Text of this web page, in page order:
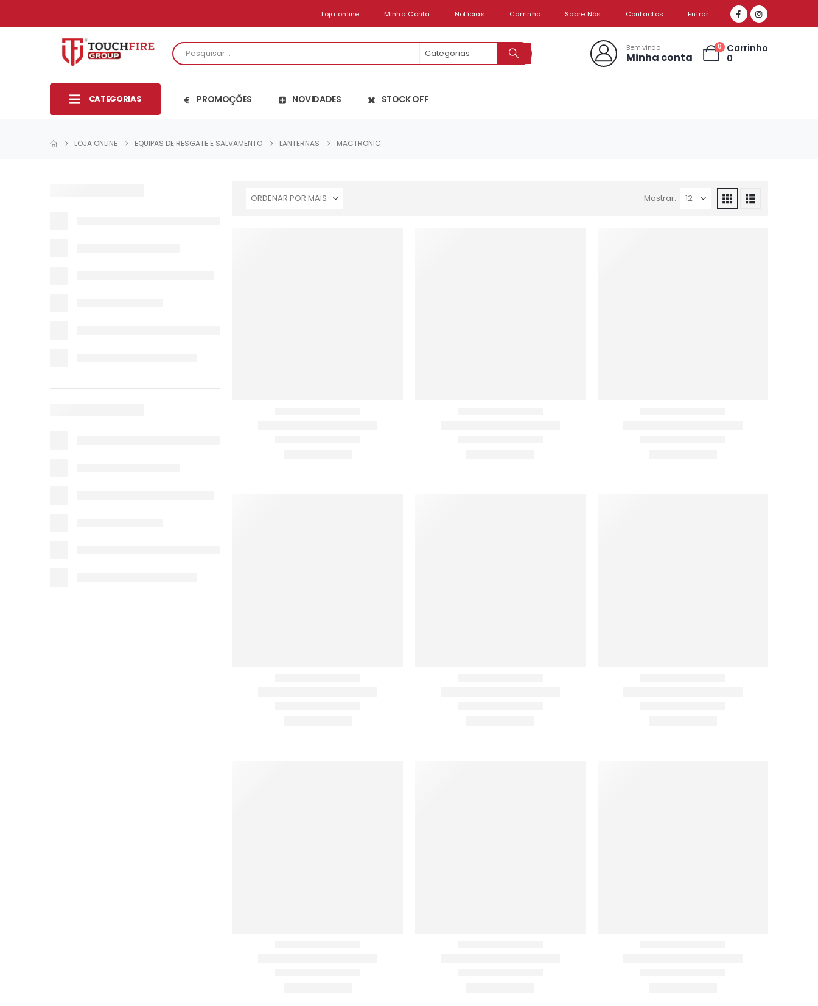
Loja online Minha Conta Notícias Carrinho Sobre Nós Contactos Entrar
Bem vindo
Minha conta
0
Carrinho
0
CATEGORIAS PROMOÇÕES NOVIDADES STOCK OFF
LOJA ONLINE EQUIPAS DE RESGATE E SALVAMENTO LANTERNAS MACTRONIC
Mostrar: